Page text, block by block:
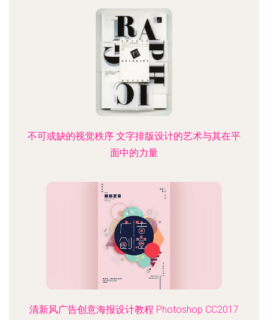
不可或缺的视觉秩序 文字排版设计的艺术与其在平
面中的力量
清新风广告创意海报设计教程 Photoshop CC2017